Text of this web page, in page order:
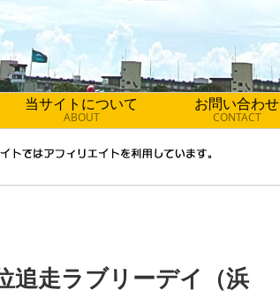
当サイトについて
ABOUT
お問い合わせ
CONTACT
追走ラブリーデイ（浜